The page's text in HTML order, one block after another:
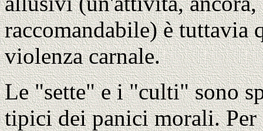
raccomandabile) è tuttavia
violenza carnale.
Le "sette" e i "culti" sono
tipici dei panici morali. Per